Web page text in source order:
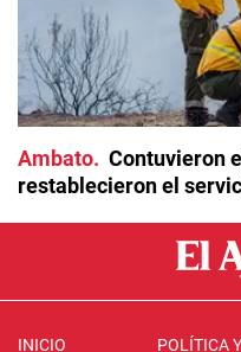
Ambato
Contuvieron
restablecieron el
INICIO POLÍTICA